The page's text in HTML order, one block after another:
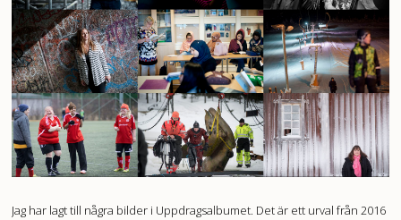
Jag har lagt till några bilder i Uppdragsalbumet. Det är ett urval från 2016